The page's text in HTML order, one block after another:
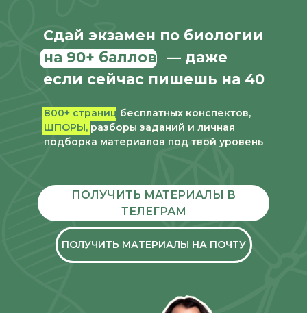
Сдай экзамен по биологии
на 90+ баллов / — даже
если сейчас пишешь на 40
800+ страниц бесплатных конспектов,
ШПОРЫ, разборы заданий и личная
подборка материалов под твой уровень
ПОЛУЧИТЬ МАТЕРИАЛЫ В
ТЕЛЕГРАМ
ПОЛУЧИТЬ МАТЕРИАЛЫ НА ПОЧТУ